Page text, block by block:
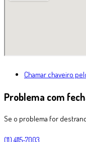
Chamar chaveiro
Problema com
Se o problema for
(11) 4115-7003